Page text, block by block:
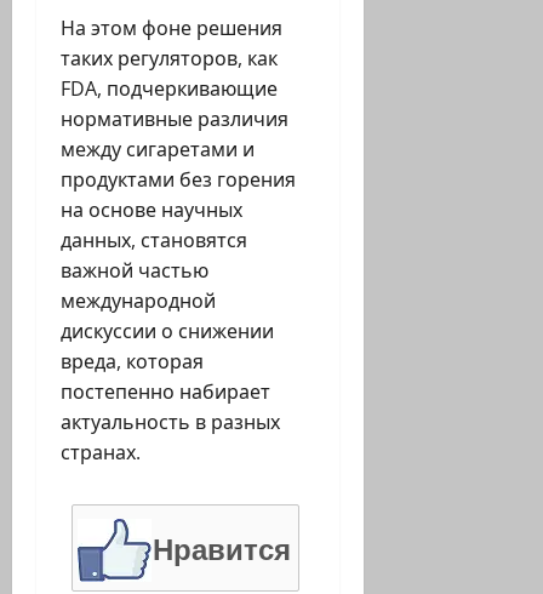
На этом фоне решения
таких регуляторов, как
FDA, подчеркивающие
нормативные различия
между сигаретами и
продуктами без горения
на основе научных
данных, становятся
важной частью
международной
дискуссии о снижении
вреда, которая
постепенно набирает
актуальность в разных
странах.
Нравится